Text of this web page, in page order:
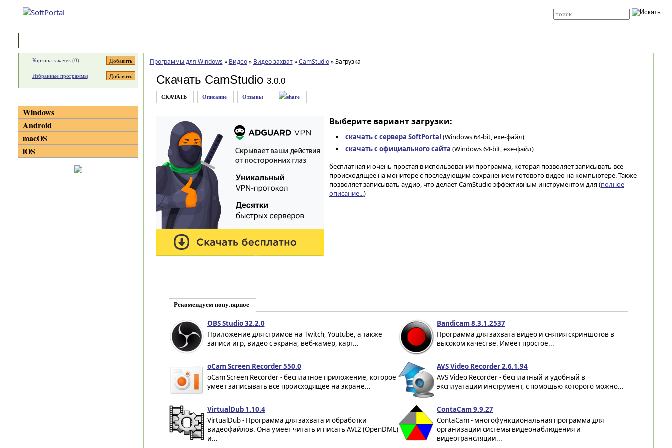
Программы для Windows » Видео » Видео захват » CamStudio »Загрузка
Скачать CamStudio 3.0.0
СКАЧАТЬ Описание Отзывы
Выберите вариант загрузки:
скачать с сервера SoftPortal (Windows 64-bit, exe-файл)
скачать с официального сайта (Windows 64-bit, exe-файл)
бесплатная и очень простая в использовании программа, которая позволяет записывать все
происходящее на мониторе с последующим сохранением готового видео на компьютере. Также
позволяет записывать аудио, что делает CamStudio эффективным инструментом для (полное
описание...)
Рекомендуем популярное
OBS Studio 32.2.0
Приложение для стримов на Twitch, Youtube, а также
записи игр, видео с экрана, веб-камер, карт...
Bandicam 8.3.1.2537
Программа для захвата видео и снятия скриншотов в
высоком качестве. Имеет простое...
oCam Screen Recorder 550.0
oCam Screen Recorder - бесплатное приложение, которое
умеет записывать все происходящее на экране...
AVS Video Recorder 2.6.1.94
AVS Video Recorder - бесплатный и удобный в
эксплуатации инструмент, с помощью которого можно...
VirtualDub 1.10.4
VirtualDub - Программа для захвата и обработки
видеофайлов. Она умеет читать и писать AVI2 (OpenDML)
и...
ContaCam 9.9.27
ContaCam - многофункциональная программа для
организации системы видеонаблюдения и
видеотрансляции...
Корзина закачек(0)
Избранные программы
Windows
Android
macOS
iOS